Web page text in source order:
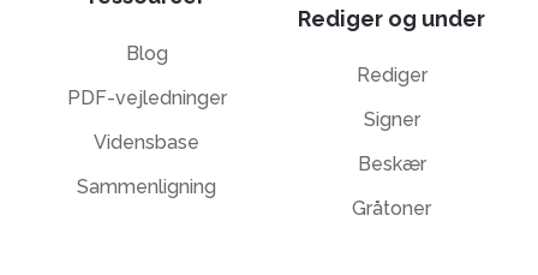
Blog
PDF-vejledninger
Vidensbase
Sammenligning
Rediger og under
Rediger
Signer
Beskær
Gråtoner